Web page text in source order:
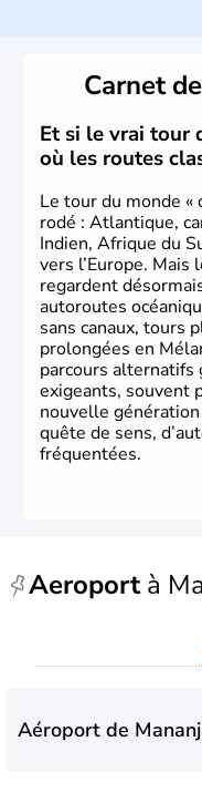
L'indépendance est
peu plus de 21
Carnet
Et si le vrai tour
où les routes
Le tour du monde «
rodé : Atlantique,
Indien, Afrique du
vers l’Europe. Mais
regardent
autoroutes
sans canaux, tours
prolongées en
parcours alternatifs
exigeants, souvent
nouvelle
quête de sens,
fréquentées.
Aeroportà
Aéroport de